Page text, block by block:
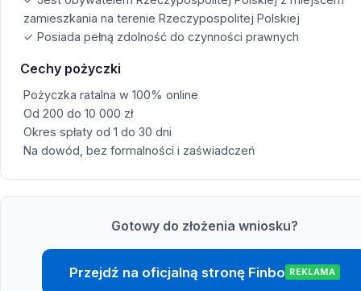
zamieszkania na terenie Rzeczypospolitej Polskiej
✓ Posiada pełną zdolność do czynności prawnych
Cechy pożyczki
Pożyczka ratalna w 100% online
Od 200 do 10 000 zł
Okres spłaty od 1 do 30 dni
Na dowód, bez formalności i zaświadczeń
Gotowy do złożenia wniosku?
Przejdź na oficjalną stronę Finbo REKLAMA